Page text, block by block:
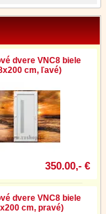
dvere VNC8 biele
cm, ľavé)
350.00,- €
dvere VNC8 biele
cm, pravé)